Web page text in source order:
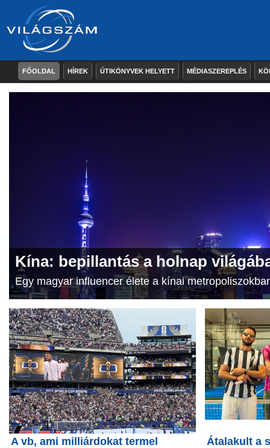
FŐOLDAL HÍREK ÚTIKÖNYVEK HELYETT MÉDIASZEREPLÉS
Kína: bepillantás a holnap
Egy magyar influencer élete a kínai
A vb, ami milliárdokat termel Átalakult a